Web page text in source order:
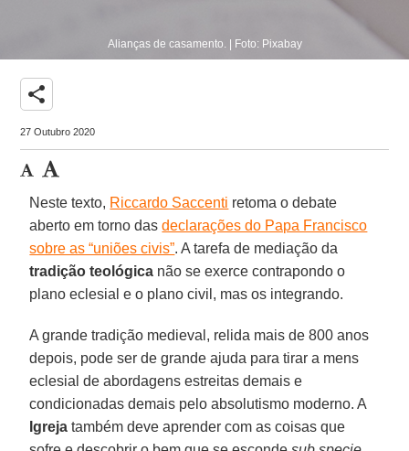
Alianças de casamento. | Foto: Pixabay
share
27 Outubro 2020
Neste texto, Riccardo Saccenti retoma o debate
aberto em torno dasdeclarações do Papa Francisco
sobre as “uniões civis”. A tarefa de mediação da
tradição teológica não se exerce contrapondo o
plano eclesial e o plano civil, mas os integrando.
A grande tradição medieval, relida mais de 800 anos
depois, pode ser de grande ajuda para tirar a mens
eclesial de abordagens estreitas demais e
condicionadas demais pelo absolutismo moderno. A
Igreja também deve aprender com as coisas que